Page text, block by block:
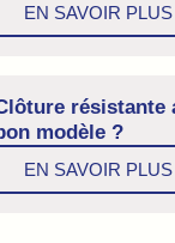
EN SAVOIR PLUS
résistante
modèle ?
EN SAVOIR PLUS